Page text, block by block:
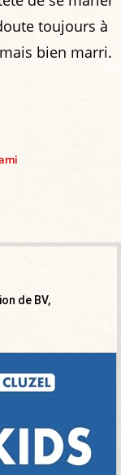
toujours à
bien marri.
de BV,